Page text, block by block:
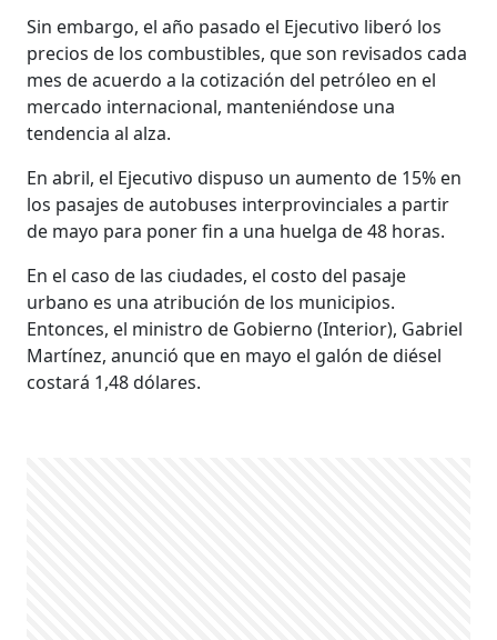
Sin embargo, el año pasado el Ejecutivo liberó los
precios de los combustibles, que son revisados cada
mes de acuerdo a la cotización del petróleo en el
mercado internacional, manteniéndose una
tendencia al alza.
En abril, el Ejecutivo dispuso un aumento de 15% en
los pasajes de autobuses interprovinciales a partir
de mayo para poner fin a una huelga de 48 horas.
En el caso de las ciudades, el costo del pasaje
urbano es una atribución de los municipios.
Entonces, el ministro de Gobierno (Interior), Gabriel
Martínez, anunció que en mayo el galón de diésel
costará 1,48 dólares.